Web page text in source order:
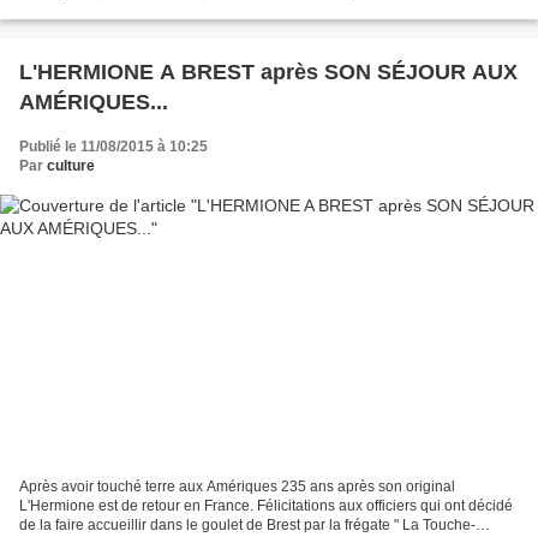
L'HERMIONE A BREST après SON SÉJOUR AUX
AMÉRIQUES...
Publié le 11/08/2015 à 10:25
Par culture
Après avoir touché terre aux Amériques 235 ans après son original
L'Hermione est de retour en France. Félicitations aux officiers qui ont décidé
de la faire accueillir dans le goulet de Brest par la frégate " La Touche-